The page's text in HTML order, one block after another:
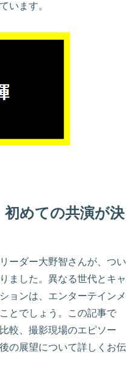
います。
初めての共演が決
ーダー大野智さんが、つい
ました。異なる世代とキャ
ョンは、エンターテインメ
とでしょう。この記事で
較、撮影現場のエピソー
の展望について詳しくお伝